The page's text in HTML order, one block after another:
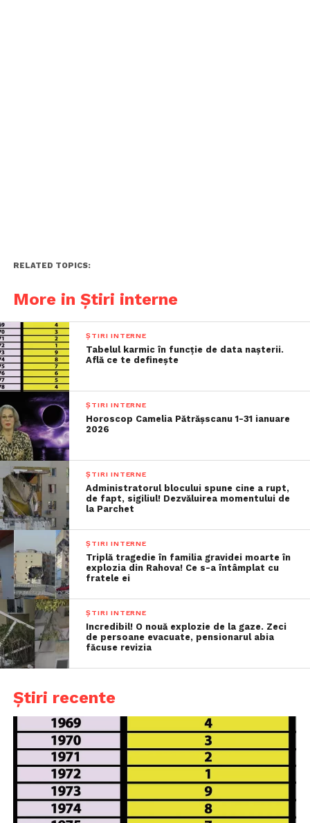
RELATED TOPICS:
More in Știri interne
ȘTIRI INTERNE
Tabelul karmic în funcție de data nașterii.
Află ce te definește
ȘTIRI INTERNE
Horoscop Camelia Pătrășscanu 1-31 ianuare
2026
ȘTIRI INTERNE
Administratorul blocului spune cine a rupt,
de fapt, sigiliul! Dezvăluirea momentului de
la Parchet
ȘTIRI INTERNE
Triplă tragedie în familia gravidei moarte în
explozia din Rahova! Ce s-a întâmplat cu
fratele ei
ȘTIRI INTERNE
Incredibil! O nouă explozie de la gaze. Zeci
de persoane evacuate, pensionarul abia
făcuse revizia
Știri recente